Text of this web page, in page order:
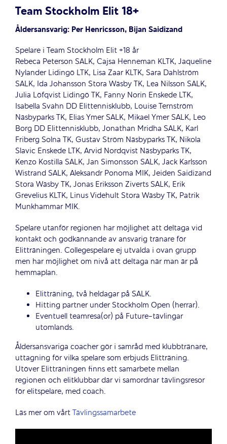
Team Stockholm Elit 18+
Åldersansvarig: Per Henricsson, Bijan Saidizand
Spelare i Team Stockholm Elit +18 år
Rebeca Peterson SALK, Cajsa Henneman KLTK, Jaqueline
Nylander Lidingö LTK, Lisa Zaar KLTK, Sara Dahlström
SALK, Ida Johansson Stora Wäsby TK, Lea Nilsson SALK,
Julia Löfqvist Lidingö TK, Fanny Norin Enskede LTK,
Isabella Svahn DD Elittennisklubb, Louise Ternström
Näsbyparks TK, Elias Ymer SALK, Mikael Ymer SALK, Leo
Borg DD Elittennisklubb, Jonathan Mridha SALK, Karl
Friberg Solna TK, Gustav Ström Näsbyparks TK, Nikola
Slavic Enskede LTK, Arvid Nordqvist Näsbyparks TK,
Kenzo Kostilla SALK, Jan Simonsson SALK, Jack Karlsson
Wistrand SALK, Aleksandr Ponoma MIK, Jeiden Saidizand
Stora Wäsby TK, Jonas Eriksson Ziverts SALK, Erik
Grevelius KLTK, Linus Videhult Stora Wäsby TK, Patrik
Munkhammar MIK.
Spelare utanför regionen har möjlighet att deltaga vid
kontakt och godkännande av ansvarig tränare för
Elitträningen. Collegespelare ej utvalda i ovan grupp
men har möjlighet om nivå att deltaga när man är på
hemmaplan.
Elitträning, två heldagar på SALK.
Hitting partner under Stockholm Open (herrar).
Eventuell teamresa(or) på Future-tävlingar
utomlands.
Åldersansvariga coacher gör i samråd med klubbtränare,
uttagning för vilka spelare som erbjuds Elitträning.
Utöver Elitträningen finns ett samarbete mellan
regionen och elitklubbar där vi samordnar tävlingsresor
för elitspelare, med coach.
Läs mer om vårtTävlingssamarbete